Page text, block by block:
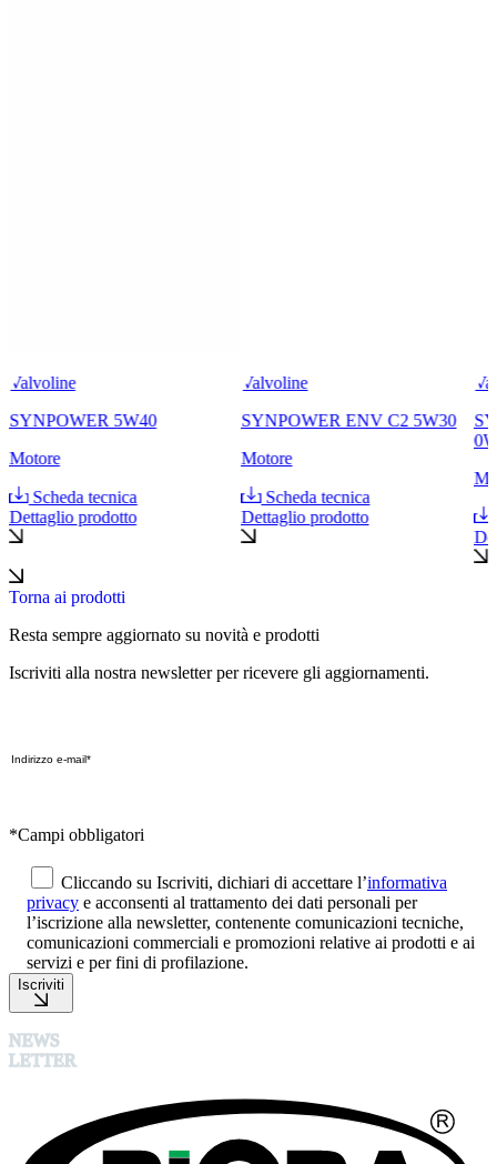
Valvoline
SYNPOWER 5W40
Motore
Scheda tecnica
Dettaglio prodotto
Valvoline
SYNPOWER ENV C2 5W30
Motore
Scheda tecnica
Dettaglio prodotto
Torna ai prodotti
Resta sempre aggiornato su novità e prodotti
Iscriviti alla nostra newsletter per ricevere gli aggiornamenti.
*Campi obbligatori
Cliccando su Iscriviti, dichiari di accettare l’informativa
privacy e acconsenti al trattamento dei dati personali per
l’iscrizione alla newsletter, contenente comunicazioni tecniche,
comunicazioni commerciali e promozioni relative ai prodotti e ai
servizi e per fini di profilazione.
Iscriviti
NEWS
LETTER